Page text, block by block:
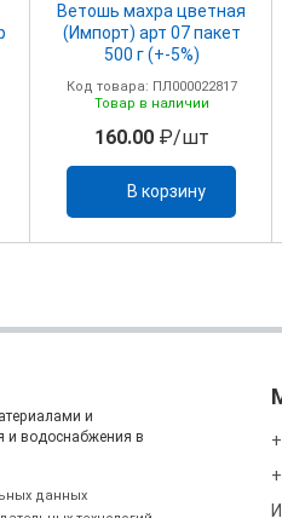
Ветошь махра цветная
(Импорт) арт 07 пакет
500 г (+-5%)
Код товара: ПЛ000022817
Товар в наличии
160.00₽/шт
В корзину
и
и водоснабжения в
данных